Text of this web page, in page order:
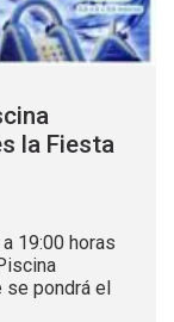
la Fiesta
19:00 horas
pondrá el